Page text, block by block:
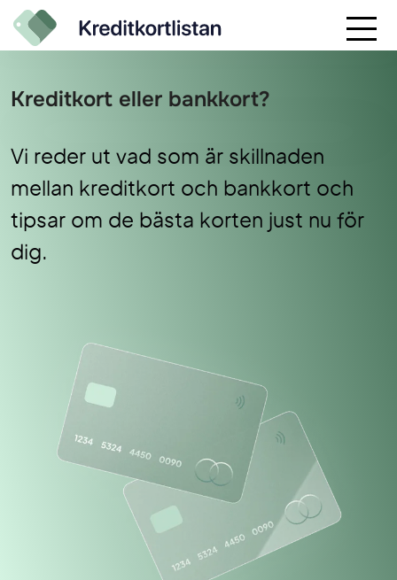
Kreditkort eller bankkort?
Vi reder ut vad som är skillnaden
mellan kreditkort och bankkort och
tipsar om de bästa korten just nu för
dig.